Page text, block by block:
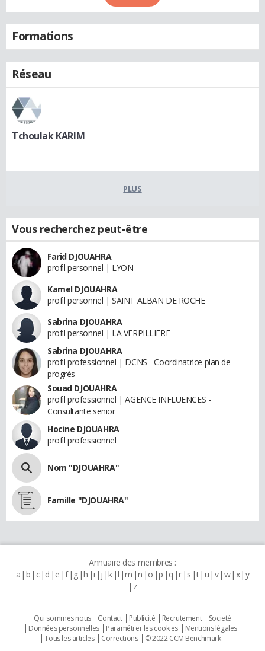
Formations
Réseau
Tchoulak KARIM
PLUS
Vous recherchez peut-être
Farid DJOUAHRA
profil personnel | LYON
Kamel DJOUAHRA
profil personnel | SAINT ALBAN DE ROCHE
Sabrina DJOUAHRA
profil personnel | LA VERPILLIERE
Sabrina DJOUAHRA
profil professionnel | DCNS - Coordinatrice plan de
progrès
Souad DJOUAHRA
profil professionnel | AGENCE INFLUENCES -
Consultante senior
Hocine DJOUAHRA
profil professionnel
Nom "DJOUAHRA"
Famille "DJOUAHRA"
Annuaire des membres :
a b c d e f g h i j k l m n o p q r s t u v w x y
z
Qui sommes nous Contact Publicité Recrutement
Societé
Données personnelles
Paramétrer les cookies
Mentions légales
Tous les articles
Corrections © 2022 CCM Benchmark